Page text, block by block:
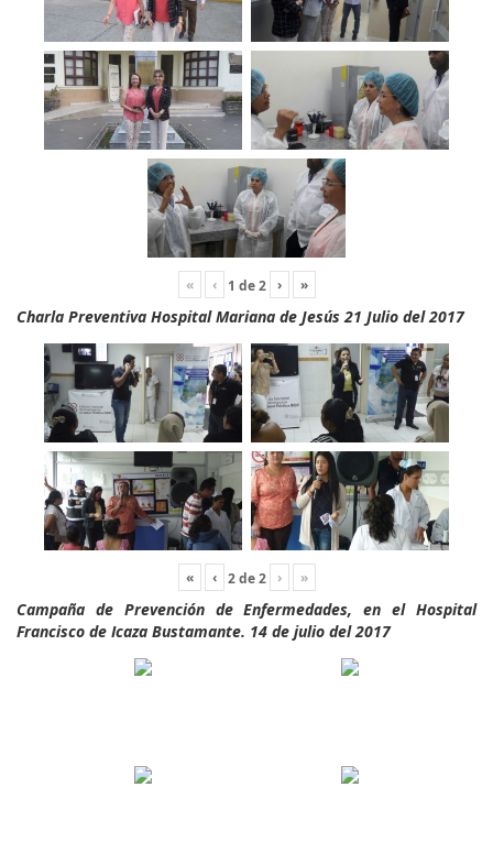
« ‹ 1 de2 › »
Charla Preventiva Hospital Mariana de Jesús 21 Julio del 2017
« ‹ 2de2 › »
Campaña de Prevención de Enfermedades, en el Hospital
Francisco de Icaza Bustamante. 14 de julio del 2017